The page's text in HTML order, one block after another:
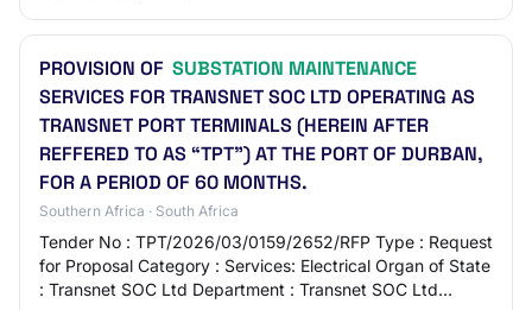
PROVISION OF SUBSTATION MAINTENANCE
SERVICES FOR TRANSNET SOC LTD OPERATING AS
TRANSNET PORT TERMINALS (HEREIN AFTER
REFFERED TO AS “TPT”) AT THE PORT OF DURBAN,
FOR A PERIOD OF 60 MONTHS.
Southern Africa · South Africa
Tender No : TPT/2026/03/0159/2652/RFP Type : Request
for Proposal Category : Services: Electrical Organ of State
: Transnet SOC Ltd Department : Transnet SOC Ltd